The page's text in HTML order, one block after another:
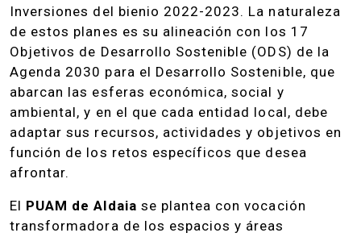
Inversiones del bienio 2022-2023. La naturaleza
de estos planes es su alineación con los 17
Objetivos de Desarrollo Sostenible (ODS) de la
Agenda 2030 para el Desarrollo Sostenible, que
abarcan las esferas económica, social y
ambiental, y en el que cada entidad local, debe
adaptar sus recursos, actividades y objetivos en
función de los retos específicos que desea
afrontar.
El PUAM de Aldaia se plantea con vocación
transformadora de los espacios y áreas